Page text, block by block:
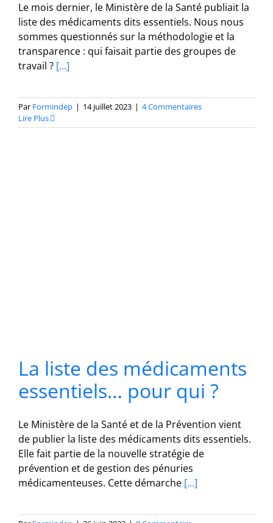
Le mois dernier, le Ministère de la Santé publiait la
liste des médicaments dits essentiels. Nous nous
sommes questionnés sur la méthodologie et la
transparence : qui faisait partie des groupes de
travail ? [...]
Par Formindep | 14 juillet 2023 | 4 Commentaires
Lire Plus
La liste des médicaments
essentiels… pour qui ?
Le Ministère de la Santé et de la Prévention vient
de publier la liste des médicaments dits essentiels.
Elle fait partie de la nouvelle stratégie de
prévention et de gestion des pénuries
médicamenteuses. Cette démarche [...]